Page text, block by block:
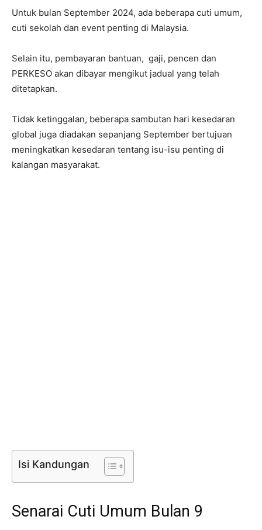
Untuk bulan September 2024, ada beberapa cuti umum,
cuti sekolah dan event penting di Malaysia.
Selain itu, pembayaran bantuan, gaji, pencen dan
PERKESO akan dibayar mengikut jadual yang telah
ditetapkan.
Tidak ketinggalan, beberapa sambutan hari kesedaran
global juga diadakan sepanjang September bertujuan
meningkatkan kesedaran tentang isu-isu penting di
kalangan masyarakat.
Isi Kandungan
Senarai Cuti Umum Bulan 9